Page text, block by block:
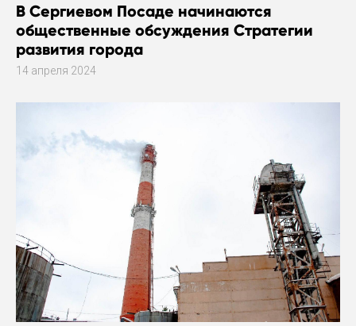
В Сергиевом Посаде начинаются
общественные обсуждения Стратегии
развития города
14 апреля 2024